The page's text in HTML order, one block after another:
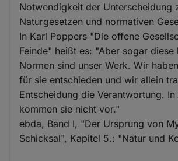
Notwendigkeit der Unterscheidung
Naturgesetzen und normativen
In Karl Poppers "Die offene
Feinde" heißt es: "Aber sogar diese
Normen sind unser Werk. Wir
für sie entschieden und wir allein
Entscheidung die Verantwortung.
kommen sie nicht vor."
ebda, Band I, "Der Ursprung von
Schicksal", Kapitel 5.: "Natur und